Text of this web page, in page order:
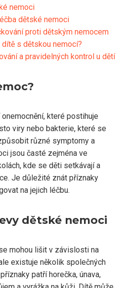
nemoci
dětské nemoci
proti dětským nemocem
s dětskou nemocí?
a pravidelných kontrol u dětí
které postihuje
viry nebo bakterie, které se
různé symptomy a
jsou časté zejména ve
kde se děti setkávají a
Je důležité znát příznaky
na jejich léčbu.
dětské nemoci
mohou lišit v závislosti na
existuje několik společných
patří horečka, únava,